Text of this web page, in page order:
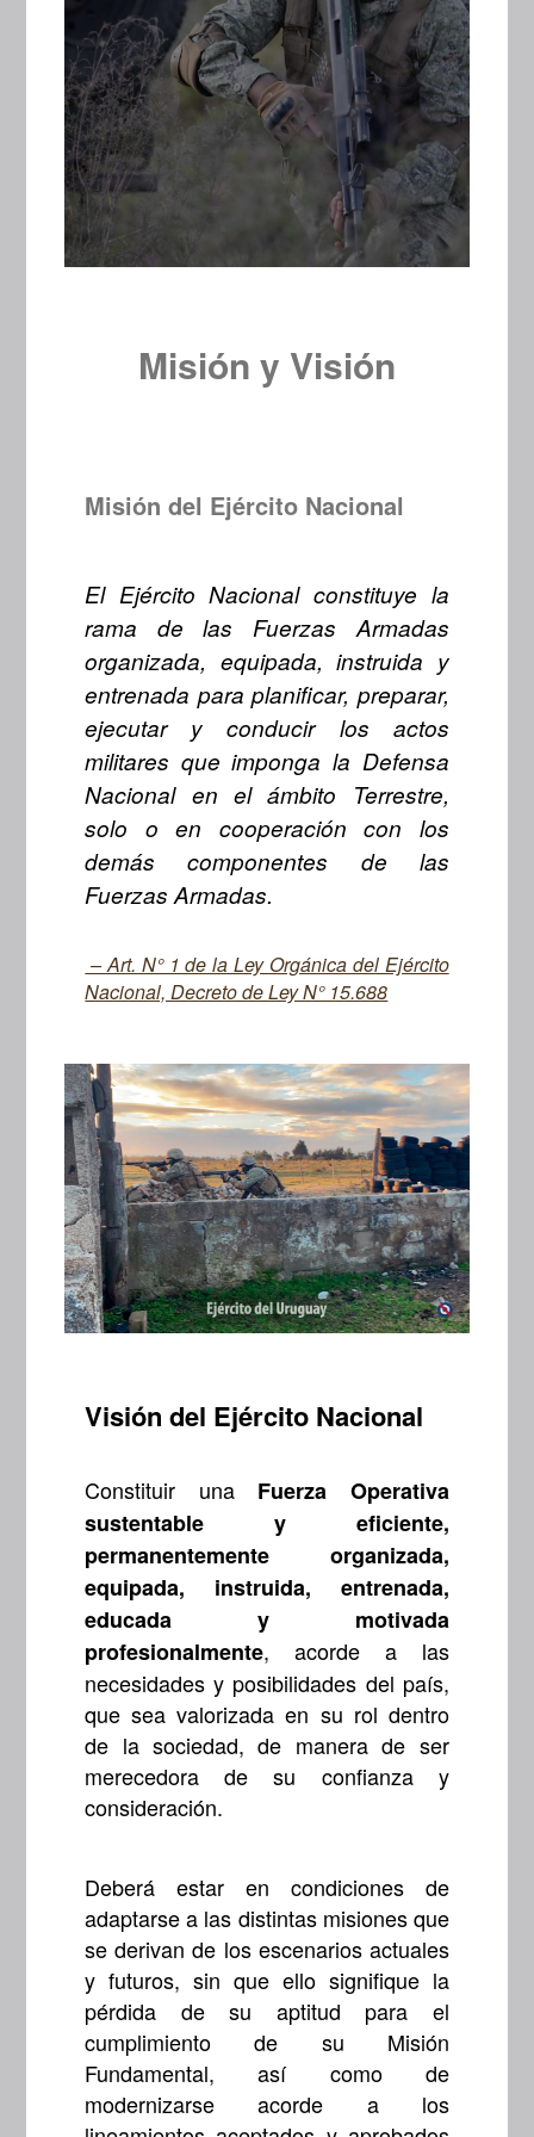
Misión y Visión
Misión del Ejército Nacional
El Ejército Nacional constituye la
rama de las Fuerzas Armadas
organizada, equipada, instruida y
entrenada para planificar, preparar,
ejecutar y conducir los actos
militares que imponga la Defensa
Nacional en el ámbito Terrestre,
solo o en cooperación con los
demás componentes de las
Fuerzas Armadas.
– Art. N° 1 de la Ley Orgánica del Ejército
Nacional, Decreto de Ley N° 15.688
Visión del Ejército Nacional
Constituir una Fuerza Operativa
sustentable y eficiente,
permanentemente organizada,
equipada, instruida, entrenada,
educada y motivada
profesionalmente, acorde a las
necesidades y posibilidades del país,
que sea valorizada en su rol dentro
de la sociedad, de manera de ser
merecedora de su confianza y
consideración.
Deberá estar en condiciones de
adaptarse a las distintas misiones que
se derivan de los escenarios actuales
y futuros, sin que ello signifique la
pérdida de su aptitud para el
cumplimiento de su Misión
Fundamental, así como de
modernizarse acorde a los